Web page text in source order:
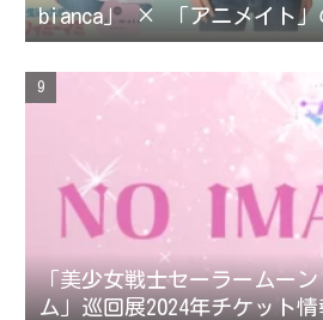
bianca」 × 「アニメイト」
「arti-mate」によるオリジ
雑貨の販売が決定！
「美少女戦士セーラームー
ム」巡回展2024年チケット情